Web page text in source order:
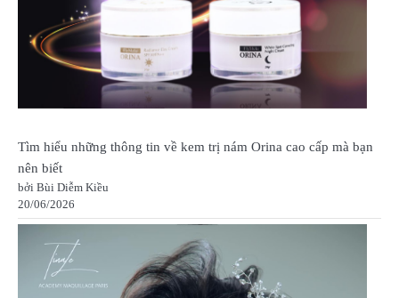
Tìm hiểu những thông tin về kem trị nám Orina cao cấp mà bạn
nên biết
bởi Bùi Diễm Kiều
20/06/2026